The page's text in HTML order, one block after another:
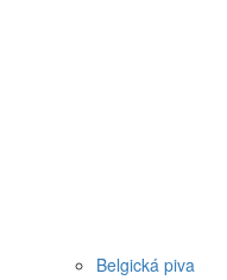
Belgická piva